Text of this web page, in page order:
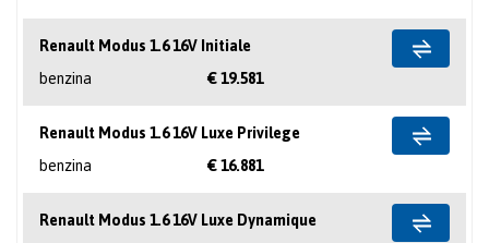
Renault Modus 1.6 16V Initiale
benzina
€ 19.581
Renault Modus 1.6 16V Luxe Privilege
benzina
€ 16.881
Renault Modus 1.6 16V Luxe Dynamique